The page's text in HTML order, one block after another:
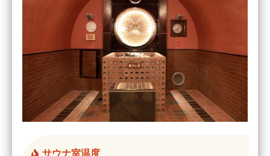
サウナ室温度